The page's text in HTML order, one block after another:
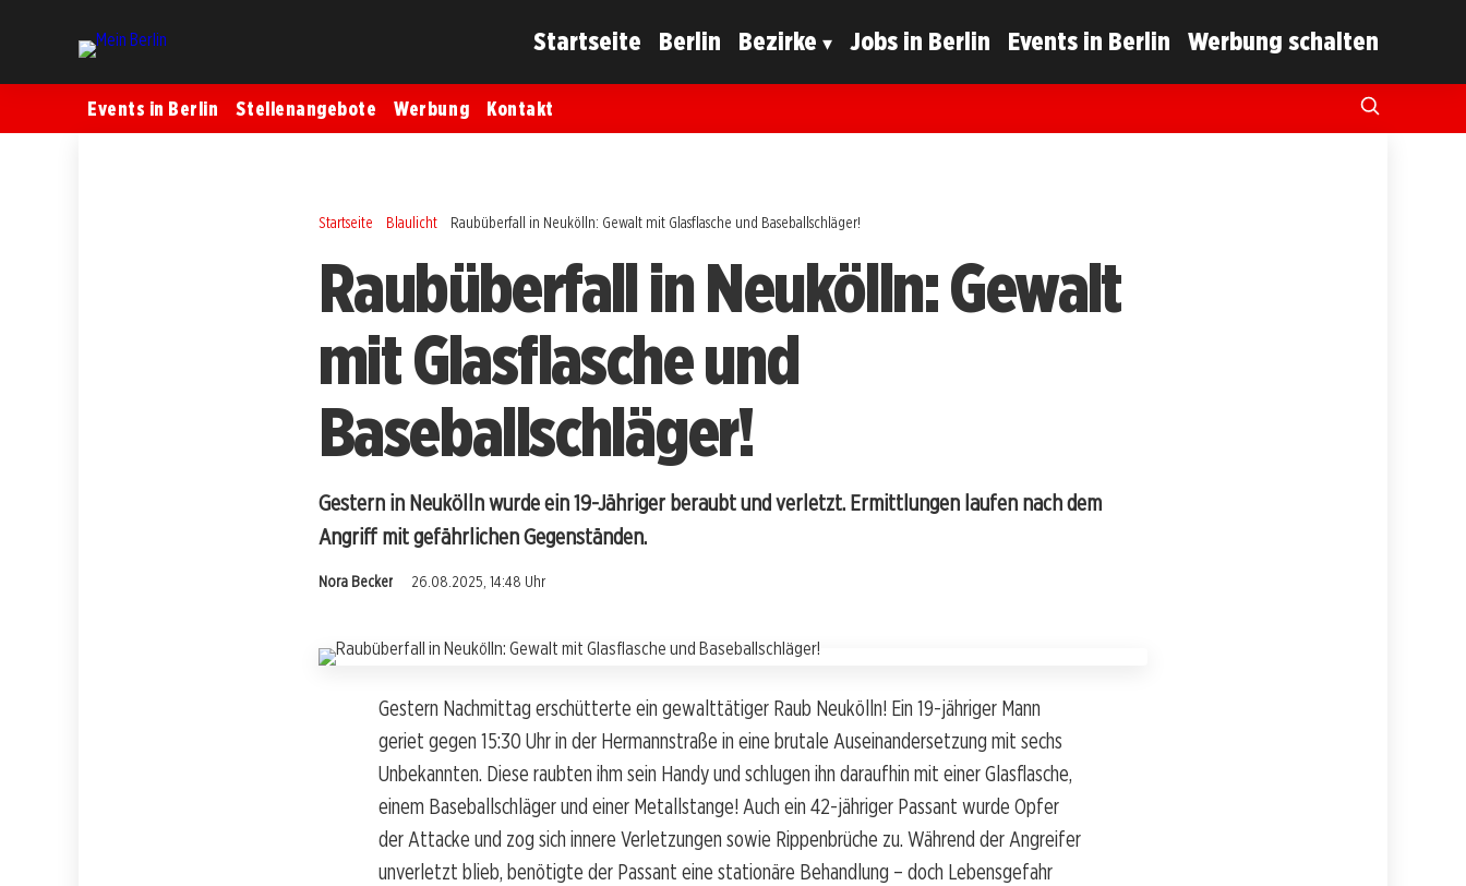
Startseite Berlin Bezirke Jobs in Berlin Events in Berlin Werbung schalten
Events in Berlin Stellenangebote Werbung Kontakt
Startseite Blaulicht Raubüberfall in Neukölln: Gewalt mit Glasflasche und Baseballschläger!
Raubüberfall in Neukölln: Gewalt
mit Glasflasche und
Baseballschläger!
Gestern in Neukölln wurde ein 19-Jähriger beraubt und verletzt. Ermittlungen laufen nach dem
Angriff mit gefährlichen Gegenständen.
Nora Becker 26.08.2025, 14:48 Uhr
Gestern Nachmittag erschütterte ein gewalttätiger Raub Neukölln! Ein 19-jähriger Mann
geriet gegen 15:30 Uhr in der Hermannstraße in eine brutale Auseinandersetzung mit sechs
Unbekannten. Diese raubten ihm sein Handy und schlugen ihn daraufhin mit einer Glasflasche,
einem Baseballschläger und einer Metallstange! Auch ein 42-jähriger Passant wurde Opfer
der Attacke und zog sich innere Verletzungen sowie Rippenbrüche zu. Während der Angreifer
unverletzt blieb, benötigte der Passant eine stationäre Behandlung – doch Lebensgefahr